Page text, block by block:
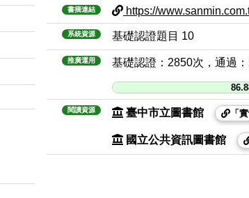
書摘連結 https://
系統資源 基礎認證題目 10
推廣運用 基礎認證：2850次，通過
閱讀資源 臺中市立圖書館 「
國立公共資訊圖書館